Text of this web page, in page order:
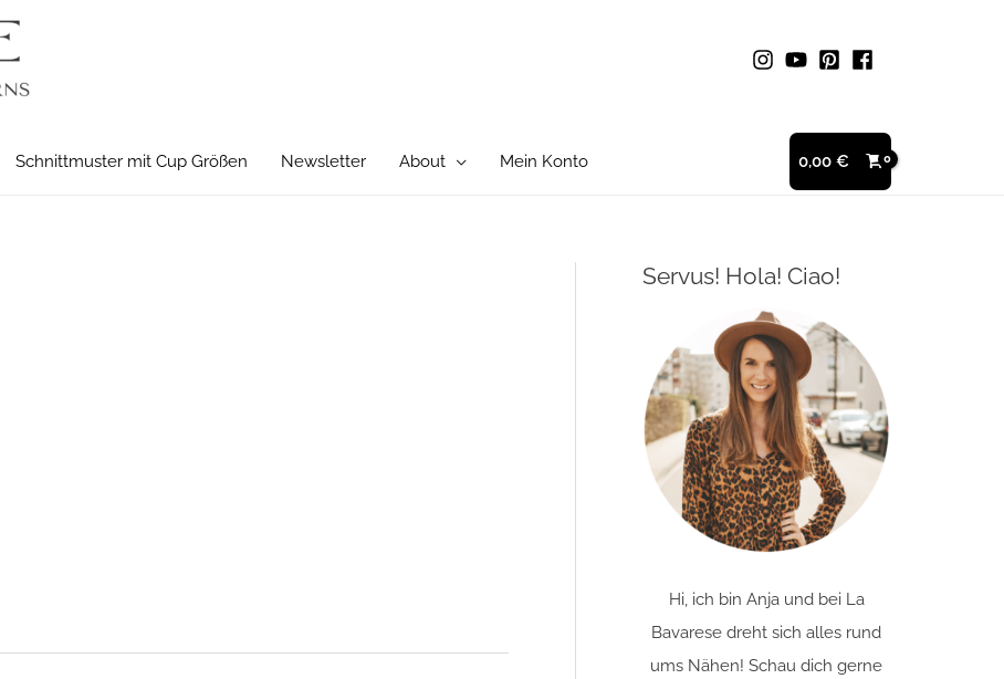
Schnittmuster mit Cup Größen Newsletter About Mein Konto 0,00 €
Servus! Hola! Ciao!
Hi, ich bin Anja und bei La
Bavarese dreht sich alles rund
ums Nähen! Schau dich gerne